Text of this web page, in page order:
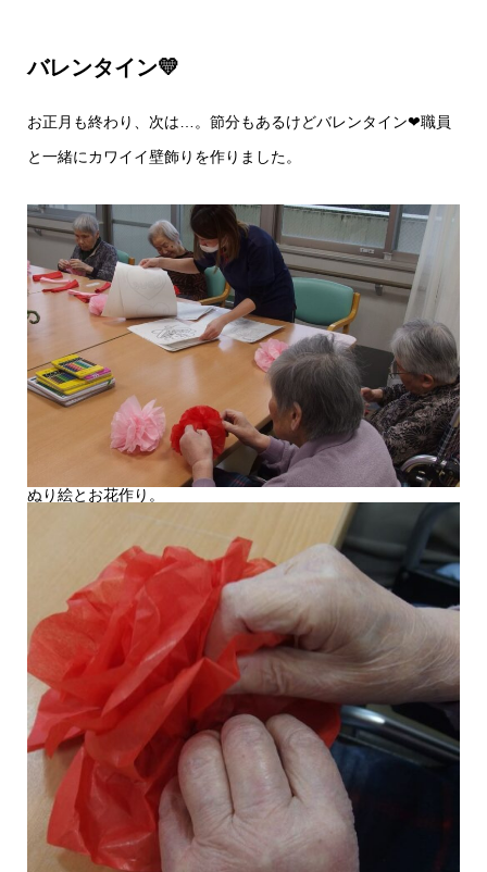
バレンタイン💛
お正月も終わり、次は…。節分もあるけどバレンタイン❤職員
と一緒にカワイイ壁飾りを作りました。
ぬり絵とお花作り。